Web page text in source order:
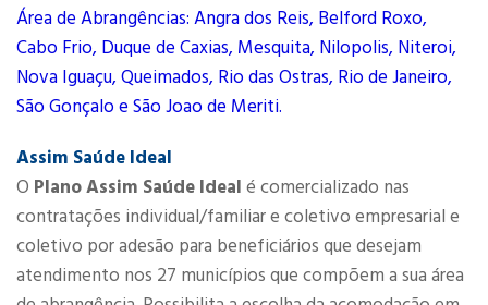
Área de Abrangências: Angra dos Reis, Belford Roxo,
Cabo Frio, Duque de Caxias, Mesquita, Nilopolis, Niteroi,
Nova Iguaçu, Queimados, Rio das Ostras, Rio de Janeiro,
São Gonçalo e São Joao de Meriti.
Assim Saúde Ideal
O Plano Assim Saúde Ideal é comercializado nas
contratações individual/familiar e coletivo empresarial e
coletivo por adesão para beneficiários que desejam
atendimento nos 27 municípios que compõem a sua área